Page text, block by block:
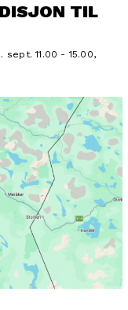
TIL
sept. 11.00 - 15.00,